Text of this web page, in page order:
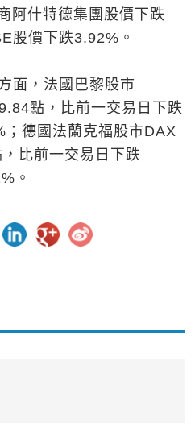
阿什特德集團股價下跌
股價下跌3.92%。
面，法國巴黎股市
點，比前一交易日下跌
德國法蘭克福股市DAX
比前一交易日下跌
。